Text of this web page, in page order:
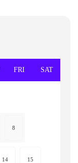
FRI SAT
8
14 15